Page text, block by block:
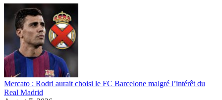
Mercato : Rodri aurait choisi le FC Barcelone malgré l’intérêt du
Real Madrid